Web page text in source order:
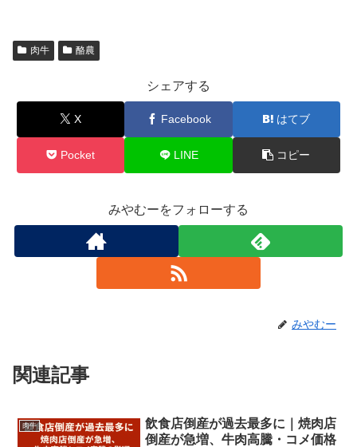
肉牛 酪農
シェアする
X Facebook はてブ
Pocket LINE コピー
みやむーをフォローする
みやむー
関連記事
肉牛
飲食店倒産が過去最多に｜焼肉店
倒産が急増、牛肉高騰・コメ価格